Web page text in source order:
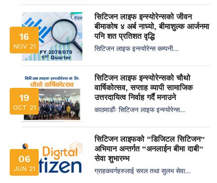
16
NOV 21
सिटिजन लाइफ इन्स्योरेन्सको जीवन
बीमाकोष ४ अर्ब नाघ्यो, बीमाशुल्क आर्जनमा
पनि शत प्रतिशत वृद्धि
सिटिजन लाइफ इन्स्योरेन्स कम्पनी....
19
OCT 21
सिटिजन लाइफ इन्स्योरेन्सको चौथो
वार्षिकोत्सव, सप्ताह व्यापी सामाजिक
उत्तरदायित्व निर्वाह गर्दै मनाउने
काठमाडौंः सिटिजन लाइफ इन्स्योरेन्स....
06
JUN 21
सिटिजन लाइफको “डिजिटल सिटिजन”
अभियान अन्तर्गत “अनलाईन बीमा दाबी”
सेवा शुभारम्भ
ग्राहकवर्गहरुलाई सरल तथा सुलभ सेवा....